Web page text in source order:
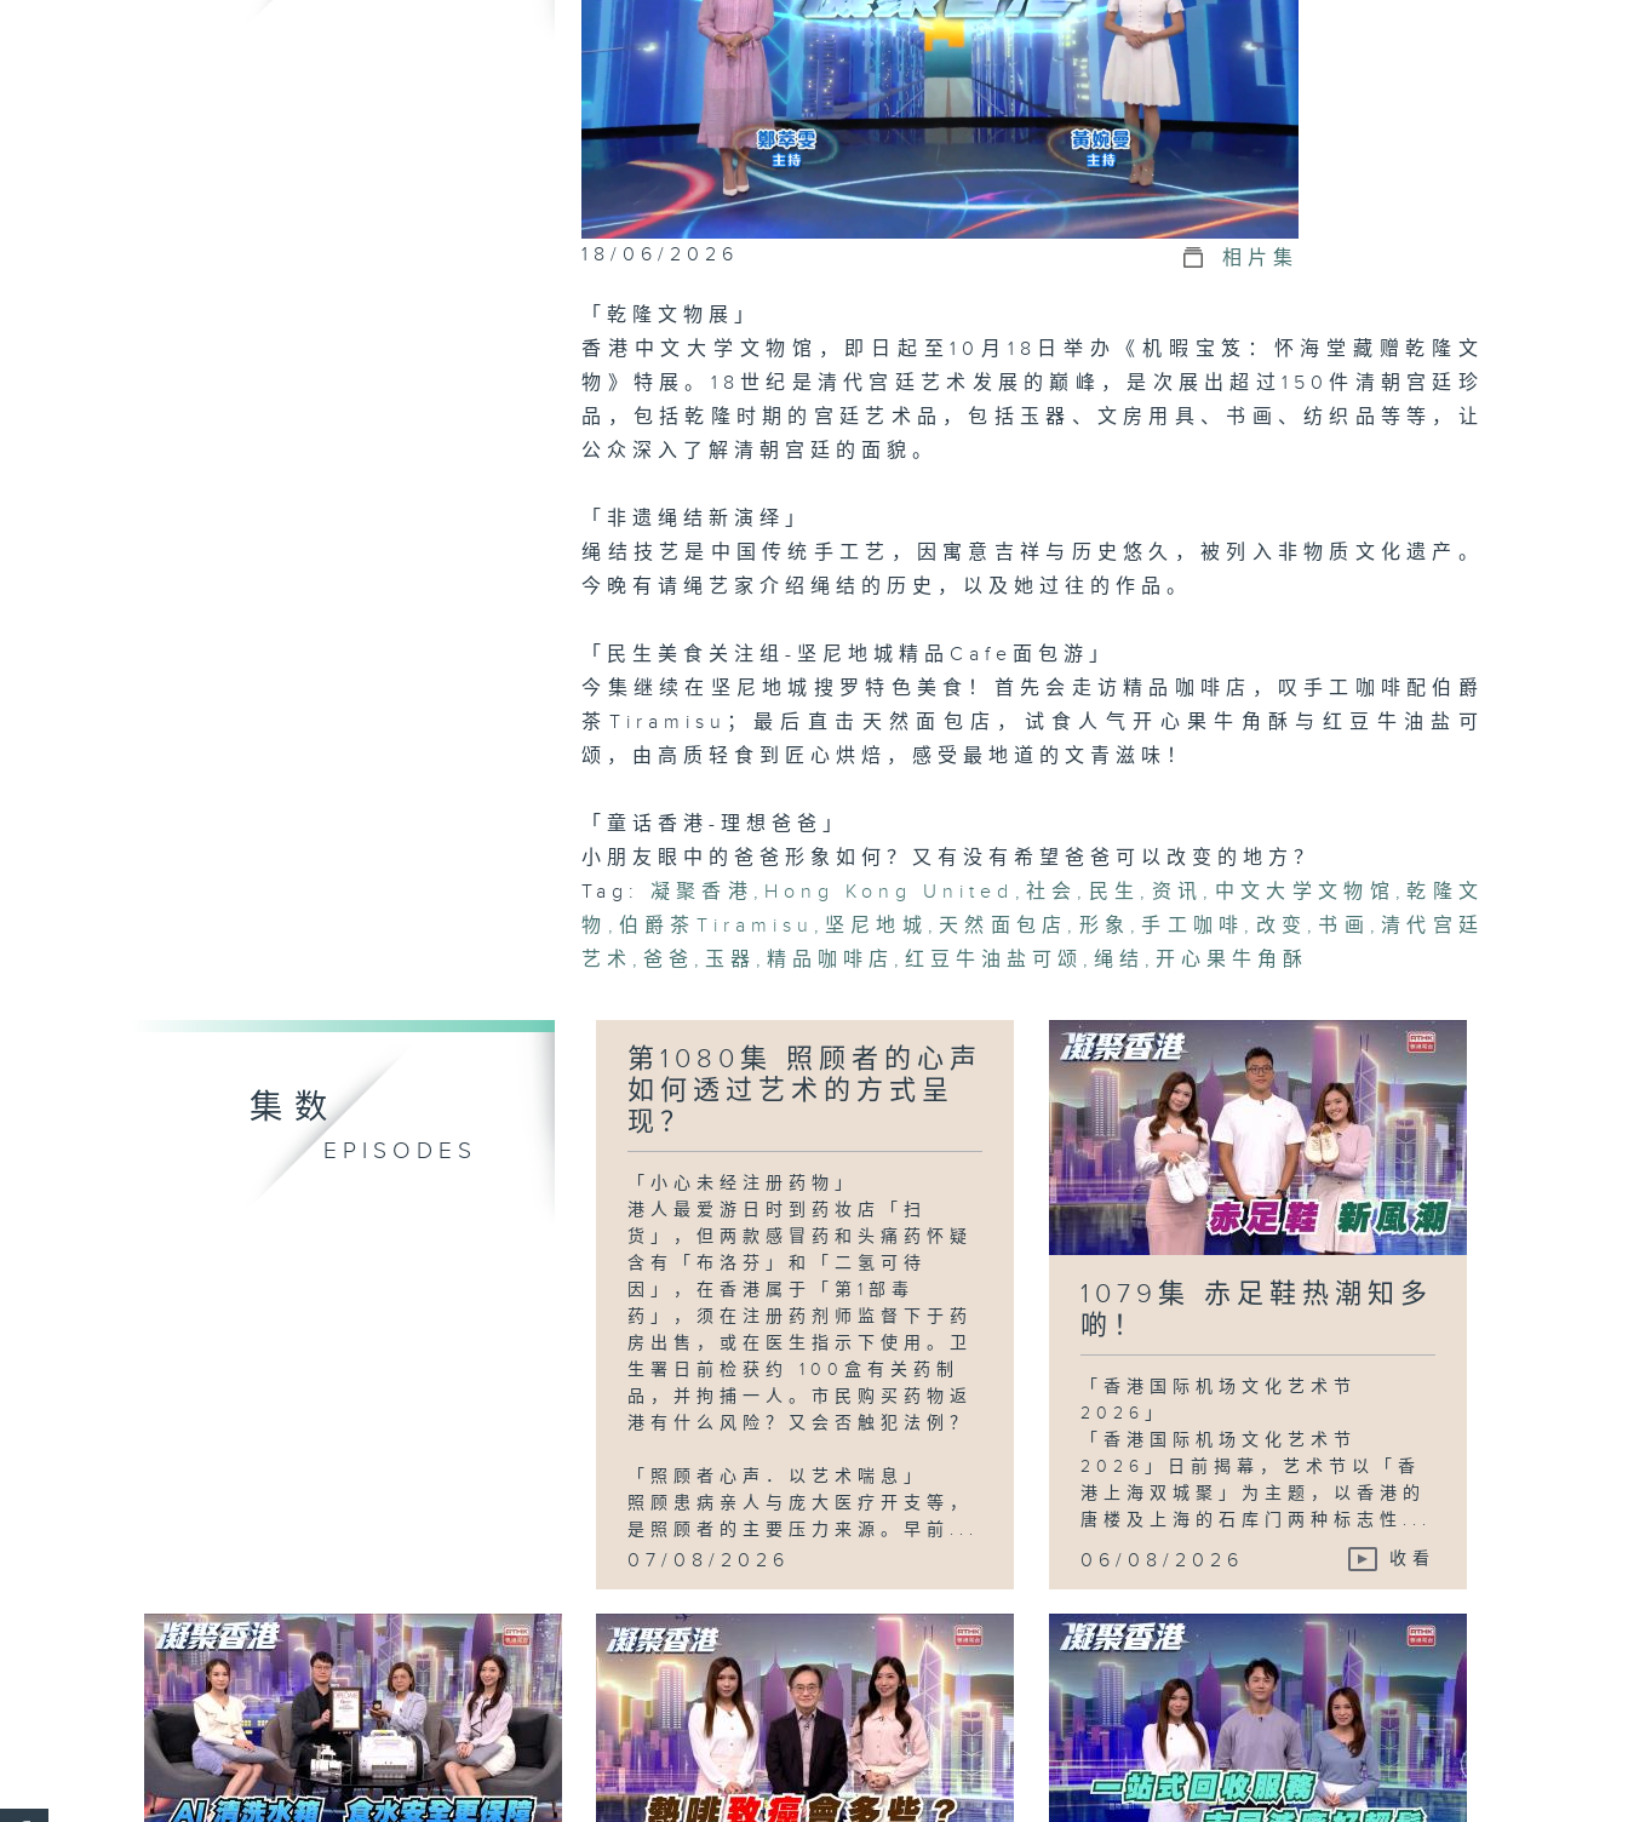
1073集 屋邨篮球
场如何成为青年的
梦想舞台？
第1072集 舒缓
1071集 大人细路
有何要注意？
18/06/2026 相片集
「乾隆文物展」
香港中文大学文物馆，即日起至10月18日举办《机暇宝笈：怀海堂藏赠乾隆文
物》特展。18世纪是清代宫廷艺术发展的巅峰，是次展出超过150件清朝宫廷珍
品，包括乾隆时期的宫廷艺术品，包括玉器、文房用具、书画、纺织品等等，让
公众深入了解清朝宫廷的面貌。
「非遗绳结新演绎」
绳结技艺是中国传统手工艺，因寓意吉祥与历史悠久，被列入非物质文化遗产。
今晚有请绳艺家介绍绳结的历史，以及她过往的作品。
「民生美食关注组-坚尼地城精品Cafe面包游」
今集继续在坚尼地城搜罗特色美食！首先会走访精品咖啡店，叹手工咖啡配伯爵
茶Tiramisu；最后直击天然面包店，试食人气开心果牛角酥与红豆牛油盐可
颂，由高质轻食到匠心烘焙，感受最地道的文青滋味！
「童话香港-理想爸爸」
小朋友眼中的爸爸形象如何？又有没有希望爸爸可以改变的地方？
Tag:
凝聚香港 , Hong Kong United , 社会 , 民生 , 资讯 , 中文大学文物馆 , 乾隆文
物 , 伯爵茶Tiramisu , 坚尼地城 , 天然面包店 , 形象 ,手工咖啡 , 改变 , 书画 , 清代宫廷
艺术 ,爸爸 ,玉器 ,精品咖啡店 ,红豆牛油盐可颂 ,绳结 ,开心果牛角酥
集数
EPISODES
第1080集 照顾者的心声
如何透过艺术的方式呈
现？
「小心未经注册药物」
港人最爱游日时到药妆店「扫
货」，但两款感冒药和头痛药怀疑
含有「布洛芬」和「二氢可待
因」，在香港属于「第1部毒
药」，须在注册药剂师监督下于药
房出售，或在医生指示下使用。卫
生署日前检获约 100盒有关药制
品，并拘捕一人。市民购买药物返
港有什么风险？又会否触犯法例？
「照顾者心声．以艺术喘息」
照顾患病亲人与庞大医疗开支等，
是照顾者的主要压力来源。早前...
07/08/2026
1079集 赤足鞋热潮知多
啲！
「香港国际机场文化艺术节
2026」
「香港国际机场文化艺术节
2026」日前揭幕，艺术节以「香
港上海双城聚」为主题，以香港的
唐楼及上海的石库门两种标志性...
06/08/2026 收看